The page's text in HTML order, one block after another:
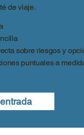
sobre riesgos y
puntuales a
de viaje.